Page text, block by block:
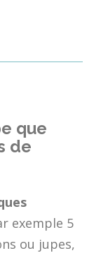
que
de
exemple 5
ou jupes,